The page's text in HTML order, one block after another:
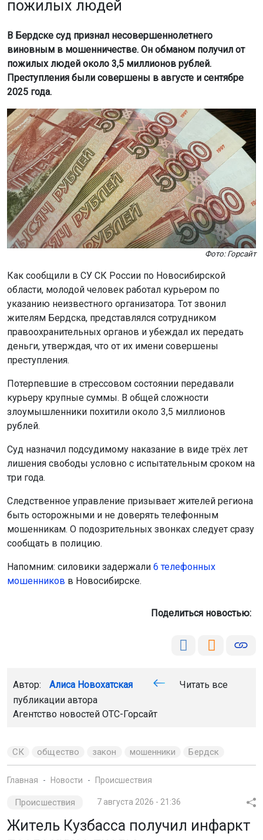
пожилых людей
В Бердске суд признал несовершеннолетнего
виновным в мошенничестве. Он обманом получил от
пожилых людей около 3,5 миллионов рублей.
Преступления были совершены в августе и сентябре
2025 года.
Фото: Горсайт
Как сообщили в СУ СК России по Новосибирской
области, молодой человек работал курьером по
указанию неизвестного организатора. Тот звонил
жителям Бердска, представлялся сотрудником
правоохранительных органов и убеждал их передать
деньги, утверждая, что от их имени совершены
преступления.
Потерпевшие в стрессовом состоянии передавали
курьеру крупные суммы. В общей сложности
злоумышленники похитили около 3,5 миллионов
рублей.
Суд назначил подсудимому наказание в виде трёх лет
лишения свободы условно с испытательным сроком на
три года.
Следственное управление призывает жителей региона
быть осторожными и не доверять телефонным
мошенникам. О подозрительных звонках следует сразу
сообщать в полицию.
Напомним: силовики задержали 6 телефонных
мошенников в Новосибирске.
Поделиться новостью:
Автор: Алиса Новохатская
Читать все
публикации автора
Агентство новостей ОТС-Горсайт
СК общество закон мошенники Бердск
Главная Новости Происшествия
Происшествия 7 августа 2026 - 21:36
Житель Кузбасса получил инфаркт